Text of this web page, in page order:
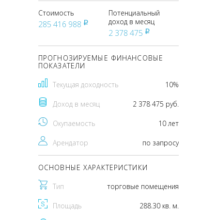
Стоимость
285 416 988 pуб
Потенциальный
доход в месяц
2 378 475 pуб
ПРОГНОЗИРУЕМЫЕ ФИНАНСОВЫЕ
ПОКАЗАТЕЛИ
Текущая доходность 10%
Доход в месяц 2 378 475 руб.
Окупаемость 10 лет
Арендатор по запросу
ОСНОВНЫЕ ХАРАКТЕРИСТИКИ
Тип торговые помещения
Площадь 288.30 кв. м.